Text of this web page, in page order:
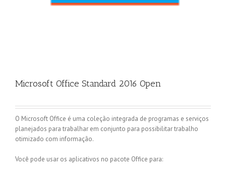
Microsoft Office Standard 2016 Open
O Microsoft Office é uma coleção integrada de programas e serviços
planejados para trabalhar em conjunto para possibilitar trabalho
otimizado com informação.
Você pode usar os aplicativos no pacote Office para: